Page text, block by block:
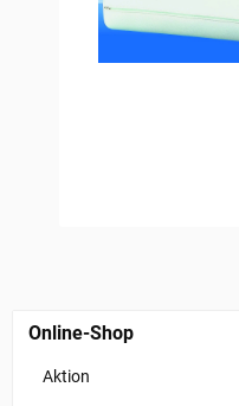
Online-Shop
Aktion